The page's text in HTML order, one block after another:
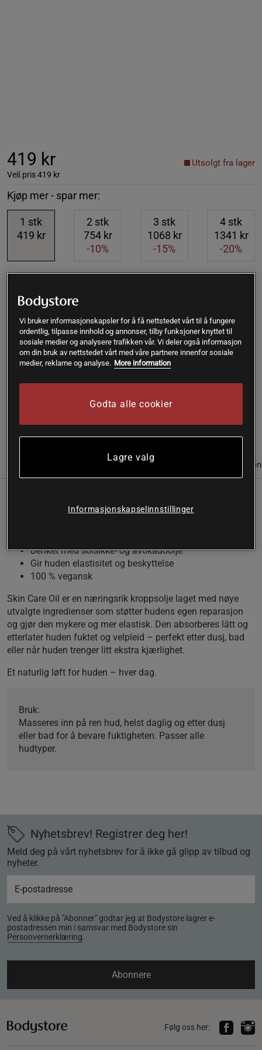
419 kr
Veil.pris419 kr
Utsolgt fra lager
Kjøp mer - spar mer:
1 stk
419 kr
2 stk
754 kr
-10%
3 stk
1068 kr
-15%
4 stk
1341 kr
-20%
!
Slutt på lager. Motta en mail så snart produktet finnes på
lager igjen..
SKU #A131514-05 | EAN 7350142230036
Les mer
Anmeldelser Næringsinformasjon &
mykgjør og tilfører intens fuktighet.
Beriket med solsikke- og avokadoolje
Gir huden elastisitet og beskyttelse
100 % vegansk
Skin Care Oil er en næringsrik kroppsolje laget med nøye
utvalgte ingredienser som støtter hudens egen reparasjon
og gjør den mykere og mer elastisk. Den absorberes lätt og
etterlater huden fuktet og velpleid – perfekt etter dusj, bad
eller når huden trenger litt ekstra kjærlighet.
Et naturlig løft for huden – hver dag.
Bruk:
Masseres inn på ren hud, helst daglig og etter dusj
eller bad for å bevare fuktigheten. Passer alle
hudtyper.
Nyhetsbrev! Registrer deg her!
Meld deg på vårt nyhetsbrev for å ikke gå glipp av tilbud og
nyheter.
Ved å klikke på "Abonner" godtar jeg at Bodystore lagrer e-
postadressen min i samsvar med Bodystore sin
Personvernerklæring.
Abonnere
Følg oss her:
Vi bruker informasjonskapsler for å få nettstedet vårt til å fungere
ordentlig, tilpasse innhold og annonser, tilby funksjoner knyttet til
sosiale medier og analysere trafikken vår. Vi deler også informasjon
om din bruk av nettstedet vårt med våre partnere innenfor sosiale
medier, reklame og analyse. More information
Godta alle cookier
Lagre valg
Informasjonskapselinnstillinger